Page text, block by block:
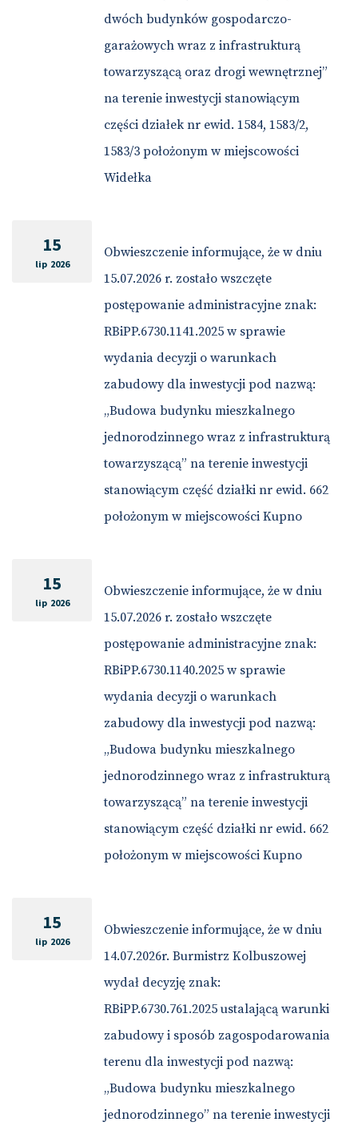
dwóch budynków gospodarczo-
garażowych wraz z infrastrukturą
towarzyszącą oraz drogi wewnętrznej”
na terenie inwestycji stanowiącym
części działek nr ewid. 1584, 1583/2,
1583/3 położonym w miejscowości
Widełka
15
lip 2026
Obwieszczenie informujące, że w dniu
15.07.2026 r. zostało wszczęte
postępowanie administracyjne znak:
RBiPP.6730.1141.2025 w sprawie
wydania decyzji o warunkach
zabudowy dla inwestycji pod nazwą:
„Budowa budynku mieszkalnego
jednorodzinnego wraz z infrastrukturą
towarzyszącą” na terenie inwestycji
stanowiącym część działki nr ewid. 662
położonym w miejscowości Kupno
15
lip 2026
Obwieszczenie informujące, że w dniu
15.07.2026 r. zostało wszczęte
postępowanie administracyjne znak:
RBiPP.6730.1140.2025 w sprawie
wydania decyzji o warunkach
zabudowy dla inwestycji pod nazwą:
„Budowa budynku mieszkalnego
jednorodzinnego wraz z infrastrukturą
towarzyszącą” na terenie inwestycji
stanowiącym część działki nr ewid. 662
położonym w miejscowości Kupno
15
lip 2026
Obwieszczenie informujące, że w dniu
14.07.2026r. Burmistrz Kolbuszowej
wydał decyzję znak:
RBiPP.6730.761.2025 ustalającą warunki
zabudowy i sposób zagospodarowania
terenu dla inwestycji pod nazwą:
„Budowa budynku mieszkalnego
jednorodzinnego” na terenie inwestycji